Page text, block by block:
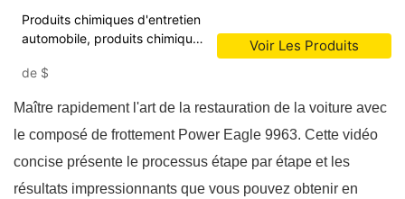
Produits chimiques d'entretien
automobile, produits chimiques
composé de frottement de cire
de $
Voir Les Produits
Maître rapidement l'art de la restauration de la voiture avec
le composé de frottement Power Eagle 9963. Cette vidéo
concise présente le processus étape par étape et les
résultats impressionnants que vous pouvez obtenir en